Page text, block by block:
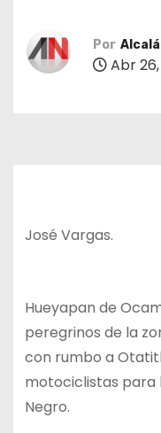
Por
Abr
José Vargas.
Hueyapan de
peregrinos de la
con rumbo a
motociclistas para
Negro.